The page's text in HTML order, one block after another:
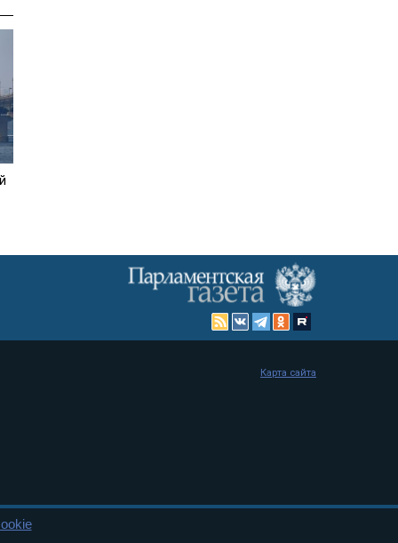
Дума и Совет Федерации РФ. Официальный публикатор
Карта сайта